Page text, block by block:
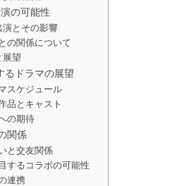
の可能性
演とその影響
の関係について
展望
るドラマの展望
スケジュール
品とキャスト
の期待
関係
と交友関係
するコラボの可能性
連携